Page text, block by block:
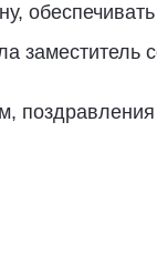
заместитель
поздравления